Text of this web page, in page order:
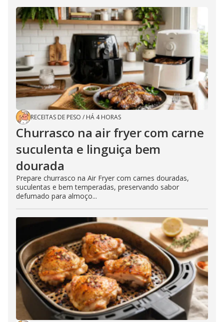
RECEITAS DE PESO / HÁ 4 HORAS
Churrasco na air fryer com carne
suculenta e linguiça bem
dourada
Prepare churrasco na Air Fryer com carnes douradas,
suculentas e bem temperadas, preservando sabor
defumado para almoço...